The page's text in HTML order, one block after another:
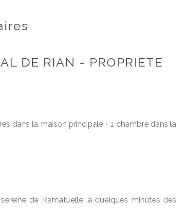
DE RIAN - PROPRIETE
dans la maison principale + 1 chambre dans la
de Ramatuelle, à quelques minutes des